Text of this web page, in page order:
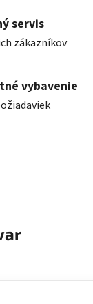
servis
zákazníkov
vybavenie